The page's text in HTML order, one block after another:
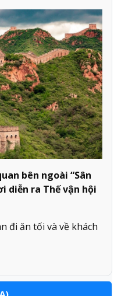
bên ngoài “Sân
diễn ra Thế vận hội
đi ăn tối và về khách